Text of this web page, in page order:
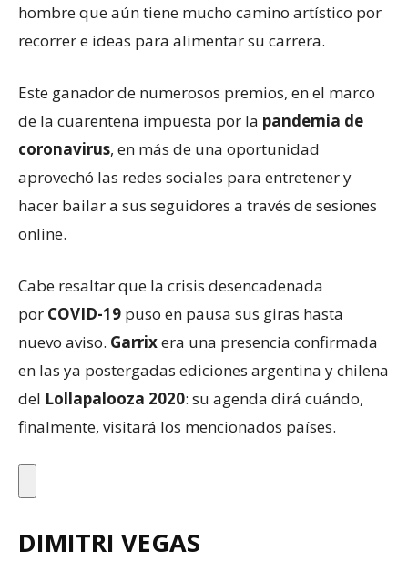
hombre que aún tiene mucho camino artístico por
recorrer e ideas para alimentar su carrera.
Este ganador de numerosos premios, en el marco
de la cuarentena impuesta por la pandemia de
coronavirus, en más de una oportunidad
aprovechó las redes sociales para entretener y
hacer bailar a sus seguidores a través de sesiones
online.
Cabe resaltar que la crisis desencadenada
por COVID-19 puso en pausa sus giras hasta
nuevo aviso. Garrixera una presencia confirmada
en las ya postergadas ediciones argentina y chilena
del Lollapalooza 2020: su agenda dirá cuándo,
finalmente, visitará los mencionados países.
DIMITRI VEGAS